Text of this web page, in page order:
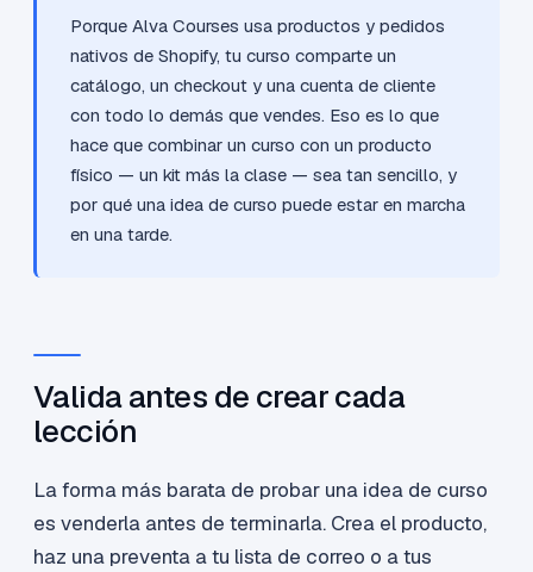
Porque Alva Courses usa productos y pedidos
nativos de Shopify, tu curso comparte un
catálogo, un checkout y una cuenta de cliente
con todo lo demás que vendes. Eso es lo que
hace que combinar un curso con un producto
físico — un kit más la clase — sea tan sencillo, y
por qué una idea de curso puede estar en marcha
en una tarde.
Valida antes de crear cada
lección
La forma más barata de probar una idea de curso
es venderla antes de terminarla. Crea el producto,
haz una preventa a tu lista de correo o a tus